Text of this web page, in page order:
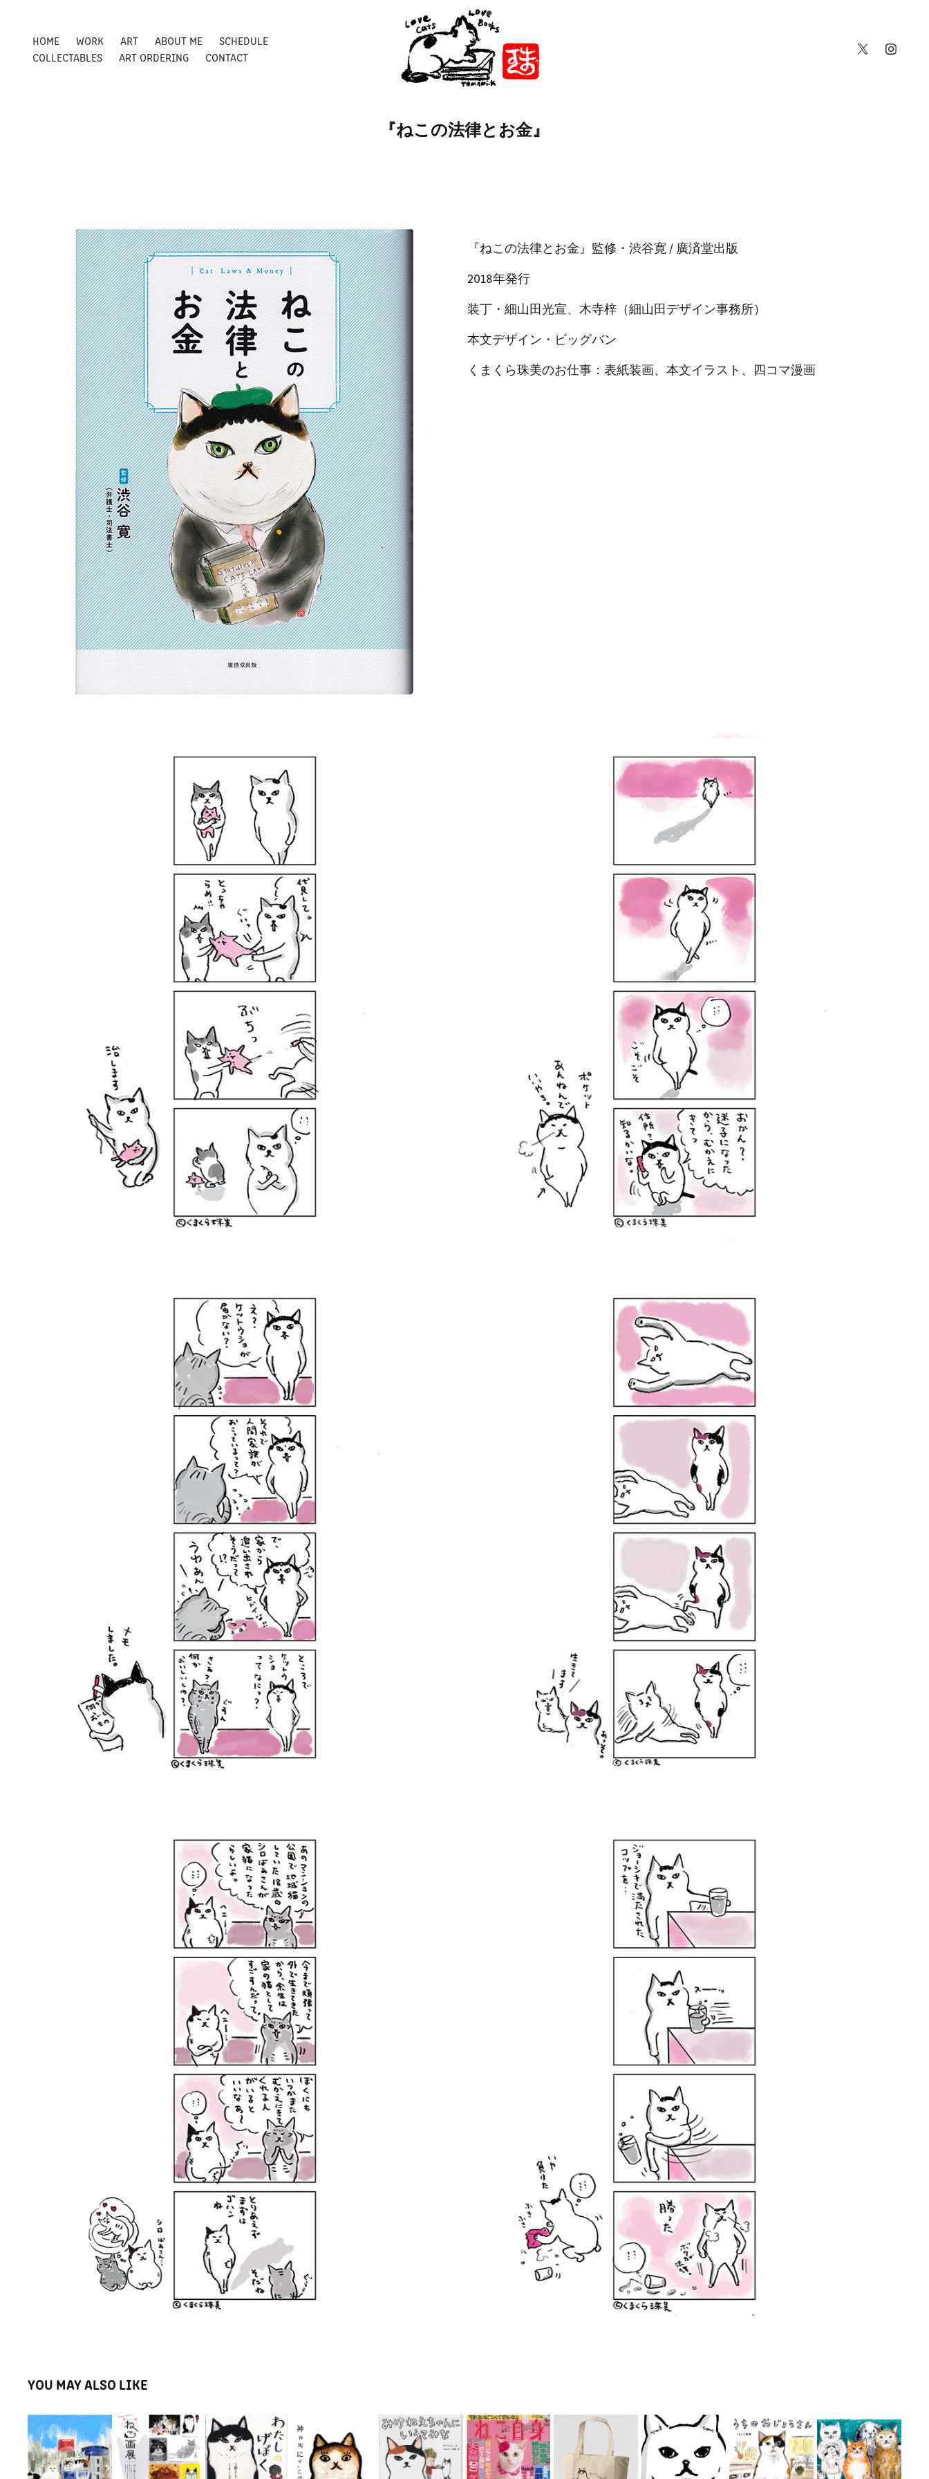
HOME WORK ART ABOUT ME
SCHEDULE
COLLECTABLES
ART ORDERING CONTACT
『ねこの法律とお金』
『ねこの法律とお金』監修・渋谷寛 / 廣済堂出版
2018年発行
装丁・細山田光宣、木寺梓（細山田デザイン事務所）
本文デザイン・ビッグバン
くまくら珠美のお仕事：表紙装画、本文イラスト、四コマ漫画
YOU MAY ALSO LIKE
新宿東口猫二周
年記念コラボ
ねこ画展　東京
ドームシティ
GALLERY AAMO
著作絵本『わた
しのげぼく』
書皮(BOOK
COVER)デザイ
ン　神保町にゃ
著作絵本『みけ
ねえちゃんに い
うてみな』シリ
雑誌寄稿『ねこ
自身』
にゃんこ堂＋廣
済堂出版 コラボ
グッズ
雪男氏珈琲
絵本『うちのお
じょうさん』
むに動物病院/
診察券のための
絵